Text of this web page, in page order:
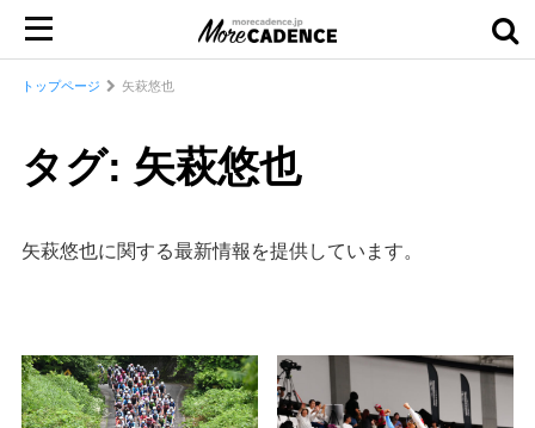
トップページ 矢萩悠也
タグ: 矢萩悠也
矢萩悠也に関する最新情報を提供しています。